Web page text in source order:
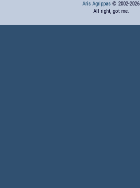
Aris Agrippas © 2002-2026
All right, got me.